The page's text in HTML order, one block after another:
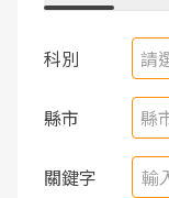
科別 請
縣市 縣
關鍵字